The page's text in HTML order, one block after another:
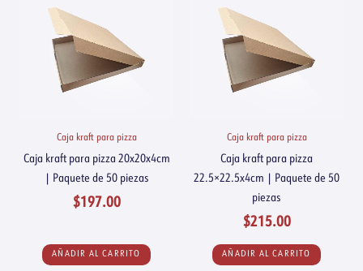
Caja kraft para pizza
Caja kraft para pizza 20x20x4cm
| Paquete de 50 piezas
$197.00
AÑADIR AL CARRITO
Caja kraft para pizza
Caja kraft para pizza
22.5×22.5x4cm | Paquete de 50
piezas
$215.00
AÑADIR AL CARRITO